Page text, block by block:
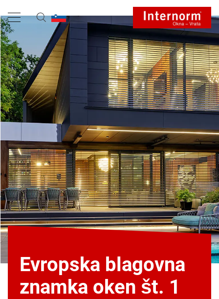
Evropska blagovna
znamka oken št. 1